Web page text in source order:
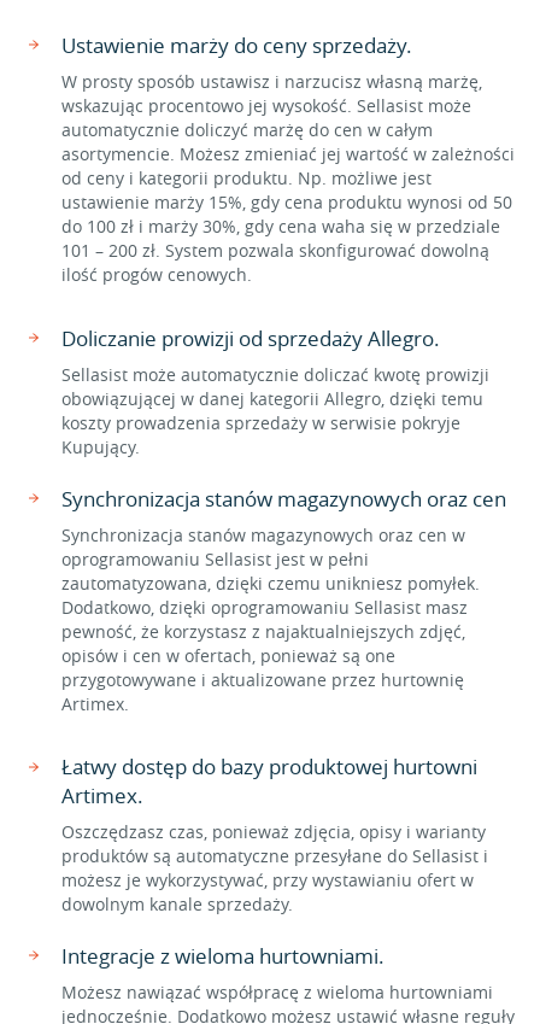
Ustawienie marży do ceny sprzedaży.
W prosty sposób ustawisz i narzucisz własną marżę,
wskazując procentowo jej wysokość. Sellasist może
automatycznie doliczyć marżę do cen w całym
asortymencie. Możesz zmieniać jej wartość w zależności
od ceny i kategorii produktu. Np. możliwe jest
ustawienie marży 15%, gdy cena produktu wynosi od 50
do 100 zł i marży 30%, gdy cena waha się w przedziale
101 – 200 zł. System pozwala skonfigurować dowolną
ilość progów cenowych.
Doliczanie prowizji od sprzedaży Allegro.
Sellasist może automatycznie doliczać kwotę prowizji
obowiązującej w danej kategorii Allegro, dzięki temu
koszty prowadzenia sprzedaży w serwisie pokryje
Kupujący.
Synchronizacja stanów magazynowych oraz cen
Synchronizacja stanów magazynowych oraz cen w
oprogramowaniu Sellasist jest w pełni
zautomatyzowana, dzięki czemu unikniesz pomyłek.
Dodatkowo, dzięki oprogramowaniu Sellasist masz
pewność, że korzystasz z najaktualniejszych zdjęć,
opisów i cen w ofertach, ponieważ są one
przygotowywane i aktualizowane przez hurtownię
Artimex.
Łatwy dostęp do bazy produktowej hurtowni
Artimex.
Oszczędzasz czas, ponieważ zdjęcia, opisy i warianty
produktów są automatyczne przesyłane do Sellasist i
możesz je wykorzystywać, przy wystawianiu ofert w
dowolnym kanale sprzedaży.
Integracje z wieloma hurtowniami.
Możesz nawiązać współpracę z wieloma hurtowniami
jednocześnie. Dodatkowo możesz ustawić własne reguły